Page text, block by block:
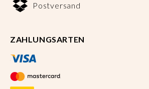
Postversand
ZAHLUNGSARTEN